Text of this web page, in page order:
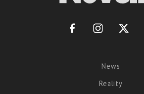
News
Reality